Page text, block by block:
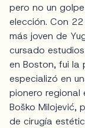
pero no un
elección. Con
más joven de
cursado
en Boston, fui la
especializó en
pionero regional
Boško Milojević,
de cirugía